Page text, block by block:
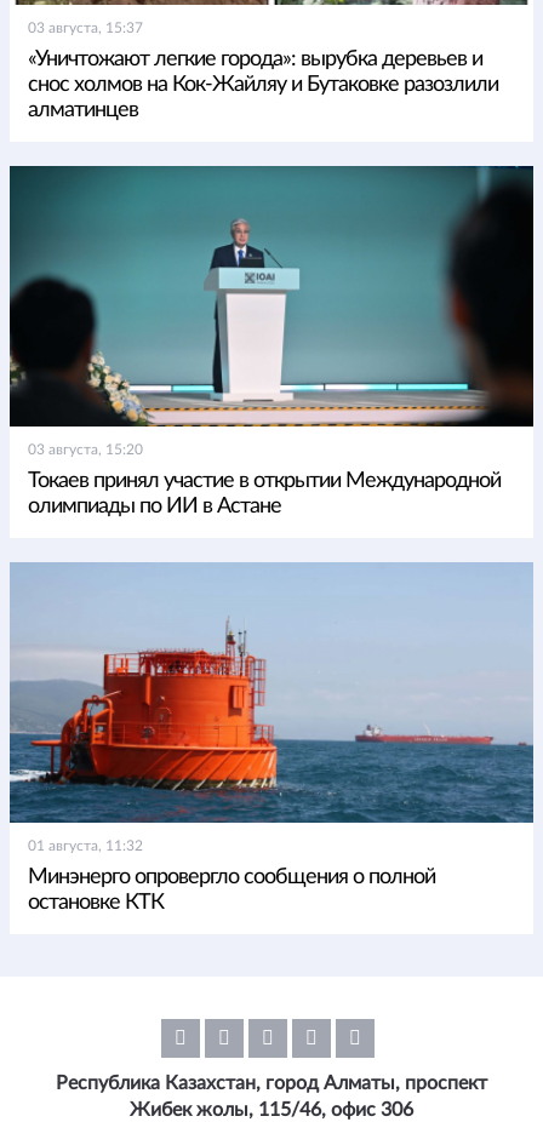
03 августа, 15:37
«Уничтожают легкие города»: вырубка деревьев и
снос холмов на Кок-Жайляу и Бутаковке разозлили
алматинцев
03 августа, 15:20
Токаев принял участие в открытии Международной
олимпиады по ИИ в Астане
01 августа, 11:32
Минэнерго опровергло сообщения о полной
остановке КТК
Республика Казахстан, город Алматы, проспект
Жибек жолы, 115/46, офис 306